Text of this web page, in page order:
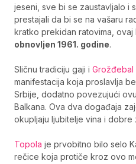
jeseni, sve bi se zaustavljalo i
prestajali da bi se na vašaru
kratko prekidan ratovima, ovaj
obnovljen 1961. godine.
Sličnu tradiciju gaji i Grožđebal
manifestacija koja proslavlja
Srbije, dodatno povezujući
Balkana. Ova dva događaja
okupljaju ljubitelje vina i dobre
Topola je prvobitno bilo selo
rečice koja protiče kroz ovo